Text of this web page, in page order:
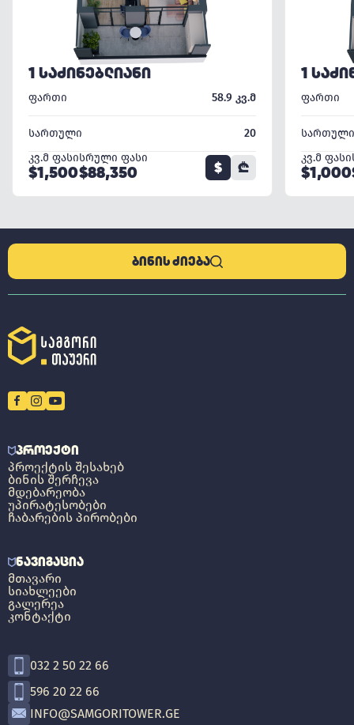
1 ᲡᲐᲫᲘᲜᲔᲑᲚᲘᲐᲜᲘ
ფართი 58.9 კვ.მ
სართული
20
კვ.მ ფასი
$1,500
სრული ფასი
$88,350 $ ₾
1
ფართი
სართული
კვ.მ ფასი
$1,000
ᲑᲘᲜᲘᲡ ᲫᲘᲔᲑᲐ
ᲞᲠᲝᲔᲥᲢᲘ
ᲞᲠᲝᲔᲥᲢᲘᲡ ᲨᲔᲡᲐᲮᲔᲑ
ᲑᲘᲜᲘᲡ ᲨᲔᲠᲩᲔᲕᲐ
ᲛᲓᲔᲑᲐᲠᲔᲝᲑᲐ
ᲣᲞᲘᲠᲐᲢᲔᲡᲝᲑᲔᲑᲘ
ᲩᲐᲑᲐᲠᲔᲑᲘᲡ ᲞᲘᲠᲝᲑᲔᲑᲘ
ᲜᲐᲕᲘᲒᲐᲪᲘᲐ
ᲛᲗᲐᲕᲐᲠᲘ
ᲡᲘᲐᲮᲚᲔᲔᲑᲘ
ᲒᲐᲚᲔᲠᲔᲐ
ᲙᲝᲜᲢᲐᲥᲢᲘ
032 2 50 22 66
596 20 22 66
INFO@SAMGORITOWER.GE